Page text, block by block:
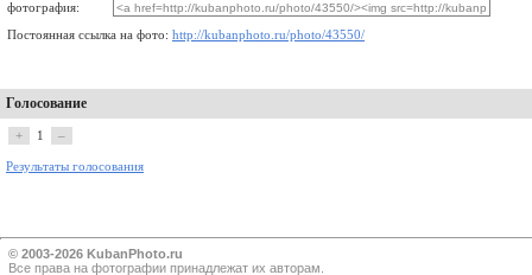
фотография:
Постоянная ссылка на фото: http://kubanphoto.ru/photo/43550/
Голосование
+ 1 –
Результаты голосования
© 2003-2026 KubanPhoto.ru
Все прaва на фотографии принадлежат их авторам.